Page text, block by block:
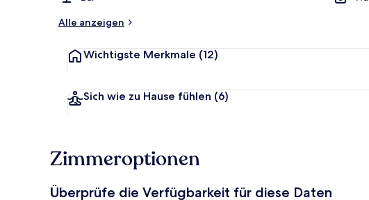
Alle anzeigen
Wichtigste Merkmale (12)
Sich wie zu Hause fühlen (6)
Zimmeroptionen
Überprüfe die Verfügbarkeit für diese Daten